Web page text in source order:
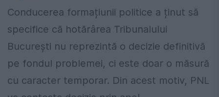
Conducerea formațiunii politice a ținut să
specifice că hotărârea Tribunalului
București nu reprezintă o decizie definitivă
pe fondul problemei, ci este doar o măsură
cu caracter temporar. Din acest motiv, PNL